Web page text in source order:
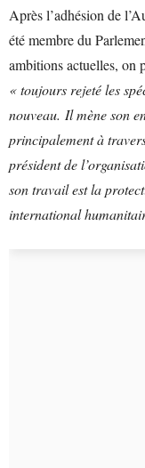
Après l’adhésion de
été membre du
ambitions actuelles, on
« toujours rejeté les
nouveau. Il mène son
principalement à
président de
son travail est la
international